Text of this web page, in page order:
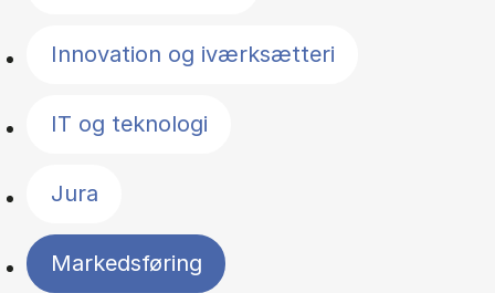
Innovation og iværksætteri
IT og teknologi
Jura
Markedsføring